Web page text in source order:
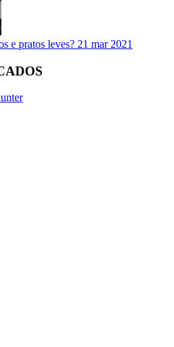
e pratos leves? 21 mar 2021